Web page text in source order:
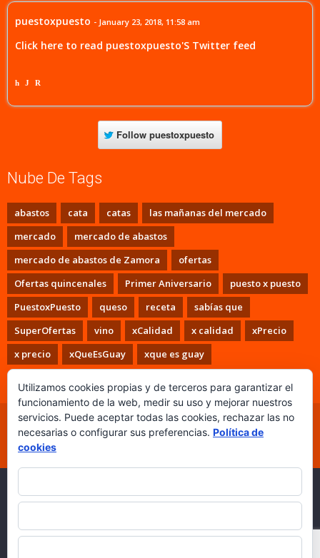
puestoxpuesto - January 23, 2018, 11:58 am
Click here to read puestoxpuesto'S Twitter feed
h J R
Follow puestoxpuesto
Nube De Tags
abastos cata catas
las mañanas del mercado
mercado
mercado de abastos
mercado de abastos de Zamora
ofertas
Ofertas quincenales
Primer Aniversario
puesto x puesto
PuestoxPuesto
queso receta
sabías que
SuperOfertas
vino xCalidad x calidad
xPrecio
x precio
xQueEsGuay xque es guay
Inicio PuestoxPuesto Puestos
Colaboradores
Los Miércoles + Freshlovers
Ganadores
Contacto
Utilizamos cookies propias y de terceros para garantizar el
funcionamiento de la web, medir su uso y mejorar nuestros
servicios. Puede aceptar todas las cookies, rechazar las no
necesarias o configurar sus preferencias. Política de
cookies